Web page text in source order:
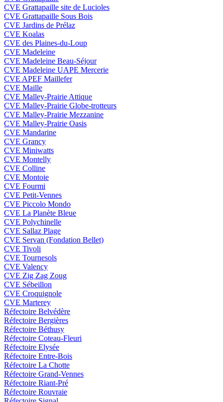
CVE Grattapaille site de Lucioles
CVE Grattapaille Sous Bois
CVE Jardins de Prélaz
CVE Koalas
CVE des Plaines-du-Loup
CVE Madeleine
CVE Madeleine Beau-Séjour
CVE Madeleine UAPE Mercerie
CVE APEF Maillefer
CVE Maille
CVE Malley-Prairie Attique
CVE Malley-Prairie Globe-trotteurs
CVE Malley-Prairie Mezzanine
CVE Malley-Prairie Oasis
CVE Mandarine
CVE Grancy
CVE Miniwatts
CVE Montelly
CVE Colline
CVE Montoie
CVE Fourmi
CVE Petit-Vennes
CVE Piccolo Mondo
CVE La Planète Bleue
CVE Polychinelle
CVE Sallaz Plage
CVE Servan (Fondation Bellet)
CVE Tivoli
CVE Tournesols
CVE Valency
CVE Zig Zag Zoug
CVE Sébeillon
CVE Croquignole
CVE Marterey
Réfectoire Belvédère
Réfectoire Bergières
Réfectoire Béthusy
Réfectoire Coteau-Fleuri
Réfectoire Elysée
Réfectoire Entre-Bois
Réfectoire La Chotte
Réfectoire Grand-Vennes
Réfectoire Riant-Pré
Réfectoire Rouvraie